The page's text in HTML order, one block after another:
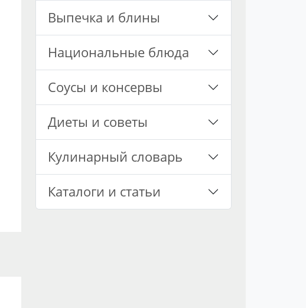
Выпечка и блины
Национальные блюда
Соусы и консервы
Диеты и советы
Кулинарный словарь
Каталоги и статьи